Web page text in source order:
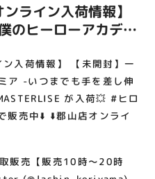
営業時間
RECRUIT
スタッフ募集
ライン入荷情報】
のヒーローアカデミ
が入荷💥 #ヒロアカ
中⬇️ ⬇️郡山店オ
ら⬇️
入荷情報】 【未開封】一
ア -いつまでも手を差し伸
が入荷💥 #ヒロ
販売中⬇️ ⬇️郡山店オンライ
販売【販売10時～20時